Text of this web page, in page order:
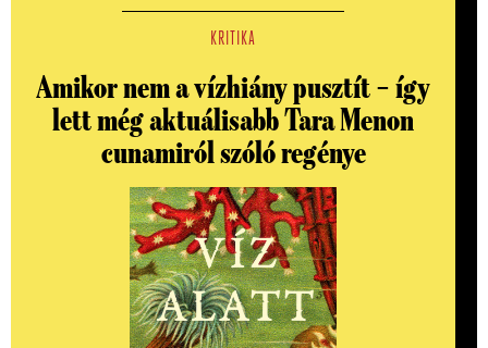
KRITIKA
Amikor nem a vízhiány pusztít – így
lett még aktuálisabb Tara Menon
cunamiról szóló regénye